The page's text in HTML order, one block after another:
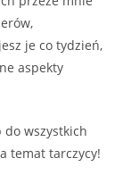
je co tydzień,
aspekty
do wszystkich
temat tarczycy!